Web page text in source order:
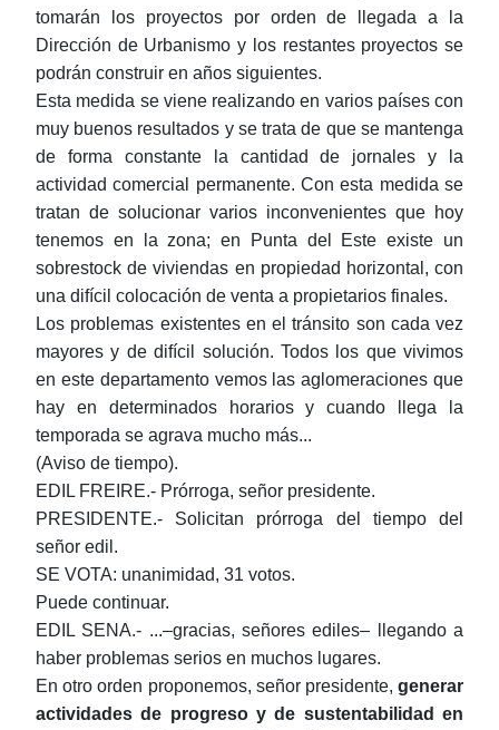
tomarán los proyectos por orden de llegada a la
Dirección de Urbanismo y los restantes proyectos se
podrán construir en años siguientes.
Esta medida se viene realizando en varios países con
muy buenos resultados y se trata de que se mantenga
de forma constante la cantidad de jornales y la
actividad comercial permanente. Con esta medida se
tratan de solucionar varios inconvenientes que hoy
tenemos en la zona; en Punta del Este existe un
sobrestock de viviendas en propiedad horizontal, con
una difícil colocación de venta a propietarios finales.
Los problemas existentes en el tránsito son cada vez
mayores y de difícil solución. Todos los que vivimos
en este departamento vemos las aglomeraciones que
hay en determinados horarios y cuando llega la
temporada se agrava mucho más...
(Aviso de tiempo).
EDIL FREIRE.- Prórroga, señor presidente.
PRESIDENTE.- Solicitan prórroga del tiempo del
señor edil.
SE VOTA: unanimidad, 31 votos.
Puede continuar.
EDIL SENA.- ...‒gracias, señores ediles‒ llegando a
haber problemas serios en muchos lugares.
En otro orden proponemos, señor presidente, generar
actividades de progreso y de sustentabilidad en